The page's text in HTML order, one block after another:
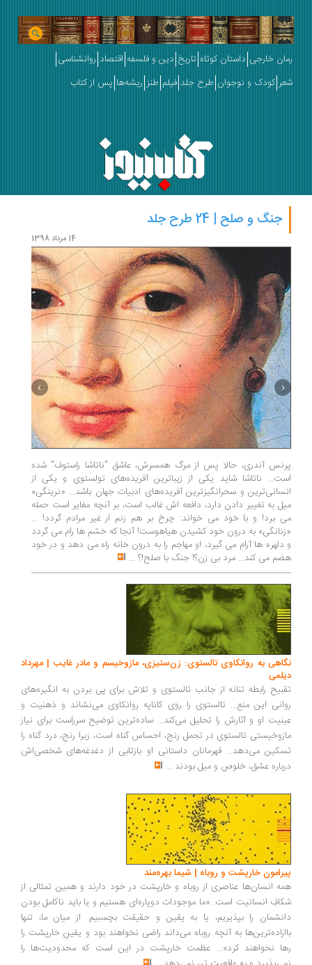
رمان خارجی داستان کوتاه تاریخ دین و فلسفه اقتصاد روانشناسی
شعر کودک و نوجوان طرح جلد فیلم طنز ریشه‌ها پس از کتاب
جنگ و صلح | 24 طرح جلد
14 مرداد 1398
پرنس آندری،‌ حالا پس از مرگ همسرش، عاشق "ناتاشا راستوف" شده
است... ناتاشا شاید یکی از زیباترین آفریده‌های تولستوی و یکی از
انسانی‌ترین و سحرانگیزترین آفریده‌‌های ادبیات جهان باشد... «نرینگی»
میل به تغییر دادن دارد، دافعه اش غالب است، بر آنچه مغایر است حمله
می برد! و با خود می خواند: چرخ بر هم زنم ار غیر مرادم گردد! ...
«زنانگی» به درون خود کشیدن هیاهوست! آنجا که خشم ها رام می گردد
و دلهره ها آرام می گیرد، او مهاجم را به درون خانه راه می دهد و در خود
هضم می کند... مرد بی زن؟! جنگ با صلح!؟ ...
نگاهی به روانکاوی تالستوی: زن‌ستیزی، مازوخیسم و مادر غایب | مهرداد
دیلمی
تقبیح رابطه تنانه از جانب تالستوی و تلاش برای پی بردن به انگیره‌های
روانی این منع... تالستوی را روی کاناپه روانکاوی می‌نشاند و ذهنیت و
عینیت او و آثارش را تحلیل می‌کند... ساده‌ترین توضیح سرراست برای نیاز
مازوخیستی تالستوی در تحمل رنج، احساس گناه است، زیرا رنج، درد گناه را
تسکین می‌دهد... قهرمانان داستانی او بازتابی از دغدغه‌های شخصی‌اش
درباره عشق، خلوص و میل بودند ...
پیرامون خارپشت و روباه | شیما بهره‌مند
همه انسان‌ها عناصری از روباه و خارپشت در خود دارند و همین تمثالی از
شکافِ انسانیت است. «ما موجودات دوپاره‌ای هستیم و یا باید ناکامل بودن
دانشمان را بپذیریم، یا به یقین و حقیقت بچسبیم. از میان ما، تنها
بااراده‌ترین‌ها به آنچه روباه می‌داند راضی نخواهند بود و یقینِ خارپشت را
رها نخواهند کرد‌»... عظمت خارپشت در این است که محدودیت‌ها را